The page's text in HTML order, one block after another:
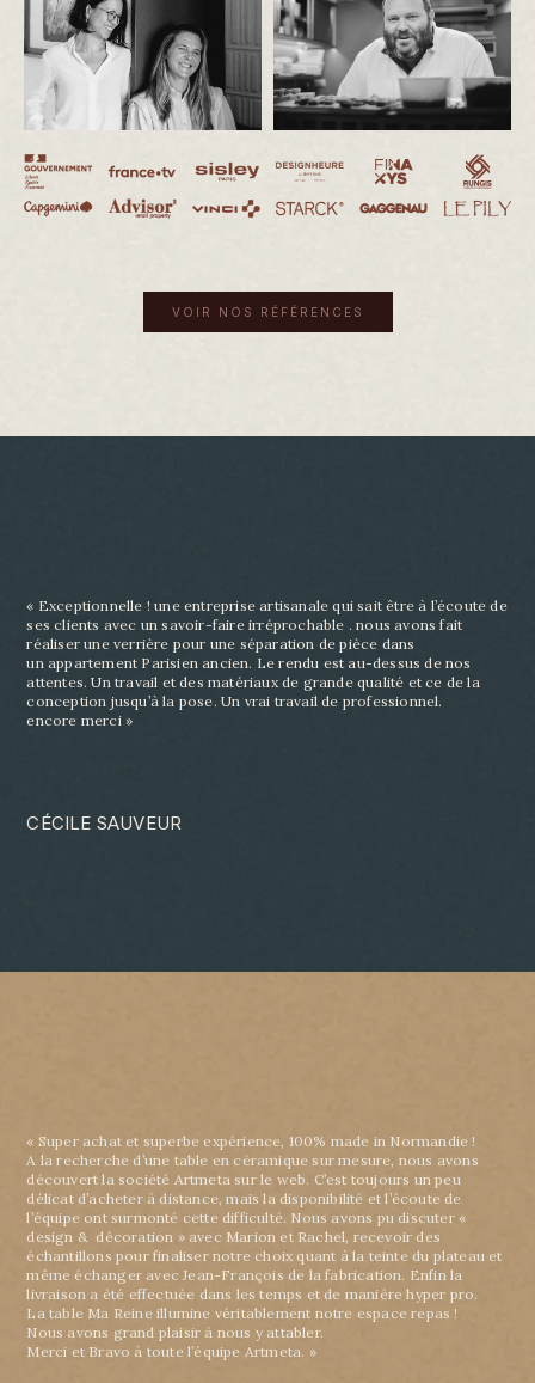
VOIR NOS RÉFÉRENCES
« Exceptionnelle ! une entreprise artisanale qui sait être à l’écoute de
ses clients avec un savoir-faire irréprochable . nous avons fait
réaliser une verrière pour une séparation de pièce dans
un appartement Parisien ancien. Le rendu est au-dessus de nos
attentes. Un travail et des matériaux de grande qualité et ce de la
conception jusqu’à la pose. Un vrai travail de professionnel.
encore merci »
CÉCILE SAUVEUR
« Super achat et superbe expérience, 100% made in Normandie !
A la recherche d’une table en céramique sur mesure, nous avons
découvert la société Artmeta sur le web. C’est toujours un peu
délicat d’acheter à distance, mais la disponibilité et l’écoute de
l’équipe ont surmonté cette difficulté. Nous avons pu discuter «
design & décoration » avec Marion et Rachel, recevoir des
échantillons pour finaliser notre choix quant à la teinte du plateau et
même échanger avec Jean-François de la fabrication. Enfin la
livraison a été effectuée dans les temps et de manière hyper pro.
La table Ma Reine illumine véritablement notre espace repas !
Nous avons grand plaisir à nous y attabler.
Merci et Bravo à toute l’équipe Artmeta. »